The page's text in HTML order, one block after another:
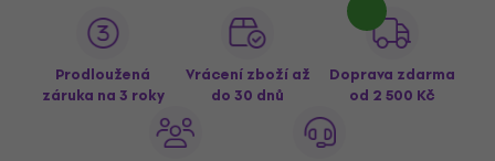
Prodloužená
záruka na 3 roky
Vrácení zboží až
do 30 dnů
Doprava zdarma
od 2 500 Kč